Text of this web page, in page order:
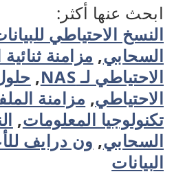
ابحث عنها أكثر:
النسخ الاحتياطي
السحابي, مزامنة ثنائية
الاحتياطي لـ NAS
,
الاحتياطي, مزامنة
تكنولوجيا المعلومات,
السحابي, ون درايف
البيانات